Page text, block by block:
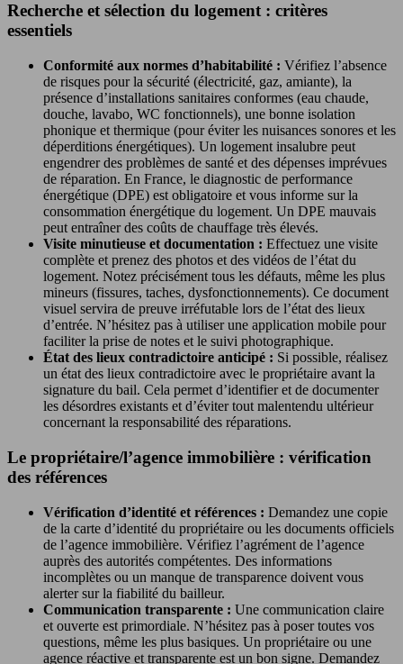
Recherche et sélection du logement : critères
essentiels
Conformité aux normes d’habitabilité : Vérifiez l’absence
de risques pour la sécurité (électricité, gaz, amiante), la
présence d’installations sanitaires conformes (eau chaude,
douche, lavabo, WC fonctionnels), une bonne isolation
phonique et thermique (pour éviter les nuisances sonores et les
déperditions énergétiques). Un logement insalubre peut
engendrer des problèmes de santé et des dépenses imprévues
de réparation. En France, le diagnostic de performance
énergétique (DPE) est obligatoire et vous informe sur la
consommation énergétique du logement. Un DPE mauvais
peut entraîner des coûts de chauffage très élevés.
Visite minutieuse et documentation : Effectuez une visite
complète et prenez des photos et des vidéos de l’état du
logement. Notez précisément tous les défauts, même les plus
mineurs (fissures, taches, dysfonctionnements). Ce document
visuel servira de preuve irréfutable lors de l’état des lieux
d’entrée. N’hésitez pas à utiliser une application mobile pour
faciliter la prise de notes et le suivi photographique.
État des lieux contradictoire anticipé : Si possible, réalisez
un état des lieux contradictoire avec le propriétaire avant la
signature du bail. Cela permet d’identifier et de documenter
les désordres existants et d’éviter tout malentendu ultérieur
concernant la responsabilité des réparations.
Le propriétaire/l’agence immobilière : vérification
des références
Vérification d’identité et références : Demandez une copie
de la carte d’identité du propriétaire ou les documents officiels
de l’agence immobilière. Vérifiez l’agrément de l’agence
auprès des autorités compétentes. Des informations
incomplètes ou un manque de transparence doivent vous
alerter sur la fiabilité du bailleur.
Communication transparente : Une communication claire
et ouverte est primordiale. N’hésitez pas à poser toutes vos
questions, même les plus basiques. Un propriétaire ou une
agence réactive et transparente est un bon signe. Demandez